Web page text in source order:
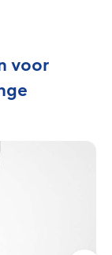
voor